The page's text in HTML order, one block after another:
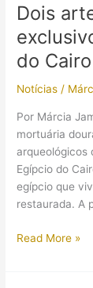
saber
sobre
o
Museu
Akhenaton!
Dois
do Cairo
Notícias /
Por Márcia
mortuária
arqueológicos
Egípcio do
egípcio que
restaurada. A
Dois
Read More »